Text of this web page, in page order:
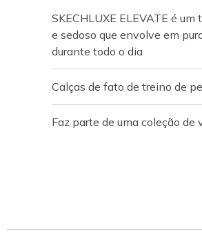
SKECHLUXE ELEVATE é
e sedoso que envolve em
durante todo o dia
Calças de fato de treino de
Faz parte de uma coleção de